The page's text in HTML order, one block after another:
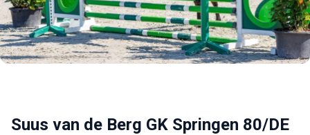
Suus van de Berg GK Springen 80/DE